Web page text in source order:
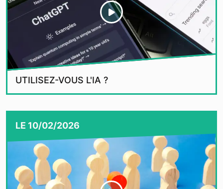
UTILISEZ-VOUS L'IA ?
LE 10/02/2026